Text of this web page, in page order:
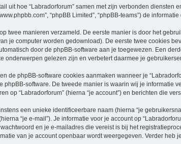
uit hoe “Labradorforum” samen met zijn verbonden diensten
“phpBB Limited”, “phpBB-teams”) de
twee manieren verzameld. De eerste manier is door het
je computer worden gedownload). De eerste twee cookies
door de phpBB-software aan je toegewezen. Een
onderwerpen gelezen zijn en verbetert daarmee je
de phpBB-software cookies aanmaken wanneer je
phpBB-software. De tweede manier is waarin wij je informatie
op “Labradorforum” (hierna “je account”) en berichten die
een unieke identificeerbare naam (hierna “je
“je e-mail”). Je informatie voor je account op
en je e-mailadres die vereist is bij het
van je account openbaar wordt weergegeven. Verder